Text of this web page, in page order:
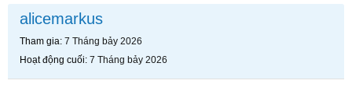
alicemarkus
Tham gia 7 Tháng bảy 2026
Hoạt động cuối 7 Tháng bảy 2026